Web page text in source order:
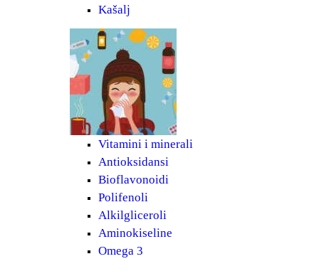
Kašalj
Vitamini i minerali
Antioksidansi
Bioflavonoidi
Polifenoli
Alkilgliceroli
Aminokiseline
Omega 3